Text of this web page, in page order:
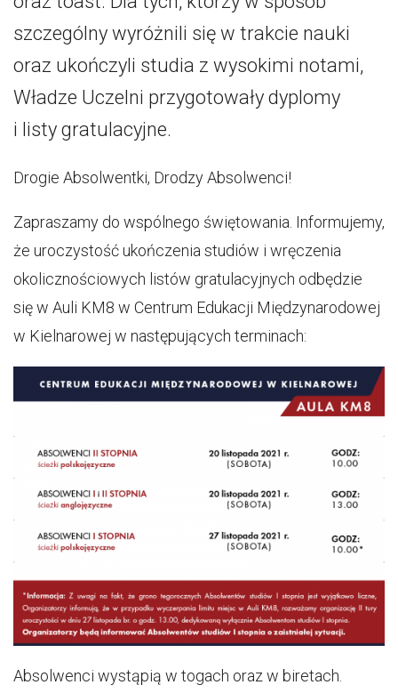
szczególny wyróżnili się w trakcie nauki
oraz ukończyli studia z wysokimi notami,
Władze Uczelni przygotowały dyplomy
i listy gratulacyjne.
Drogie Absolwentki, Drodzy Absolwenci!
Zapraszamy do wspólnego świętowania. Informujemy,
że uroczystość ukończenia studiów i wręczenia
okolicznościowych listów gratulacyjnych odbędzie
się w Auli KM8 w Centrum Edukacji Międzynarodowej
w Kielnarowej w następujących terminach:
Absolwenci wystąpią w togach oraz w biretach.